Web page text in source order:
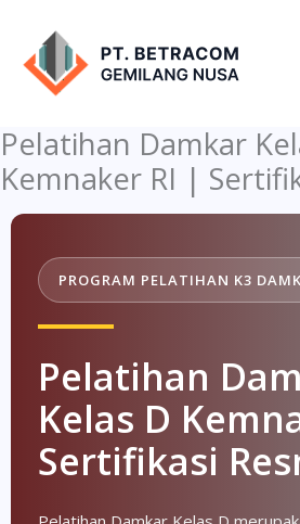
konten
Pelatihan Damkar
Kemnaker RI |
PROGRAM PELATIHAN K3
Pelatihan
Kelas D
Sertifikasi